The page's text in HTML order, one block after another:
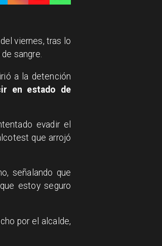
viernes, tras lo
sangre.
a la detención
en estado de
evadir el
que arrojó
señalando que
estoy seguro
por el alcalde,